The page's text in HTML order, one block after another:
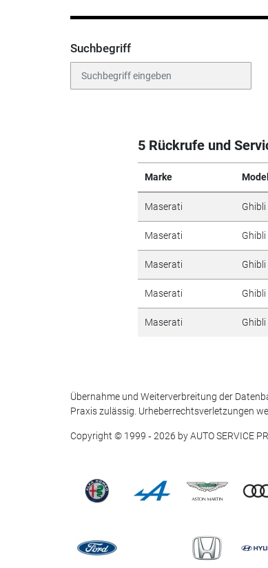
Suchbegriff
5 Rückrufe und
Marke
Maserati Ghibli
Maserati Ghibli
Maserati Ghibli
Maserati Ghibli
Maserati Ghibli
Übernahme und Weiterverbreitung der
Praxis zulässig. Urheberrechtsverletzungen
Copyright © 1999 ‐ 2026 by AUTO SERVICE